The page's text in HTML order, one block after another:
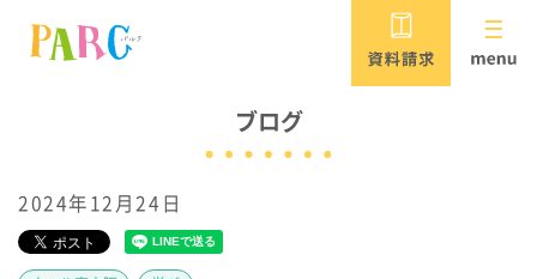
ブログ
2024年12月24日
児童発達支援・放課後等デイサービス